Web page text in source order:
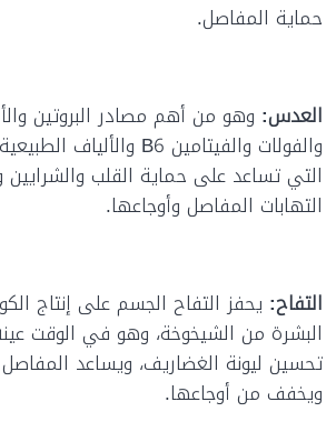
حماية المفاصل.
العدس: وهو من أهم مصادر البروتين
والفولات والفيتامين B6 والألياف
التي تساعد على حماية القلب
التهابات المفاصل وأوجاعها.
التفاح: يحفز التفاح الجسم على إنتاج
البشرة من الشيخوخة، وهو في الوقت
تحسين ليونة الغضاريف، ويساعد
ويخفف من أوجاعها.